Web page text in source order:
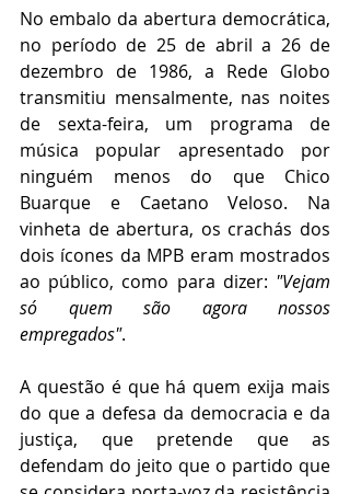
No embalo da abertura democrática,
no período de 25 de abril a 26 de
dezembro de 1986, a Rede Globo
transmitiu mensalmente, nas noites
de sexta-feira, um programa de
música popular apresentado por
ninguém menos do que Chico
Buarque e Caetano Veloso. Na
vinheta de abertura, os crachás dos
dois ícones da MPB eram mostrados
ao público, como para dizer: "Vejam
só quem são agora nossos
empregados".
A questão é que há quem exija mais
do que a defesa da democracia e da
justiça, que pretende que as
defendam do jeito que o partido que